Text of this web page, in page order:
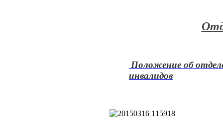
Положение об
инвалидов